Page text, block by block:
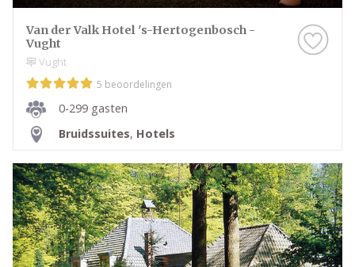
Van der Valk Hotel 's-Hertogenbosch -
Vught
Vught
5 beoordelingen
0-299 gasten
Bruidssuites, Hotels